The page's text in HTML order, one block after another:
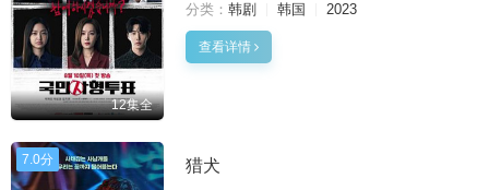
12集全
分类： 韩剧 韩国 2023
查看详情
7.0分 猎犬